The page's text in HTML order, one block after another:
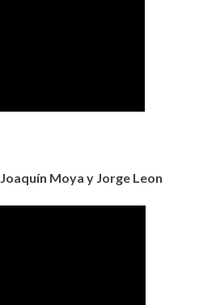
Joaquín Moya y Jorge Leon